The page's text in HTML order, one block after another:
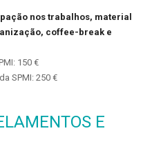
nos trabalhos, material
coffee-break e
150 €
SPMI: 250 €
E